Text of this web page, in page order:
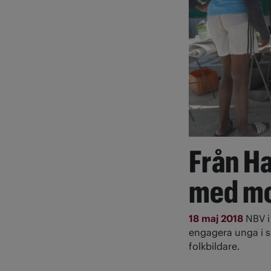
Från
med
18 maj 2018 NBV
engagera unga i
folkbildare.